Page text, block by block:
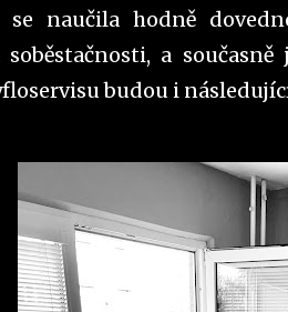
se naučila hodně
soběstačnosti, a
budou i